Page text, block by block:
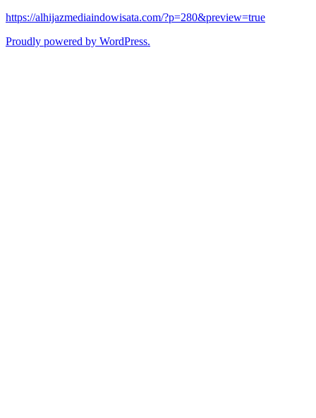
https://alhijazmediaindowisata.com/?p=280&preview=true
Proudly powered by WordPress.